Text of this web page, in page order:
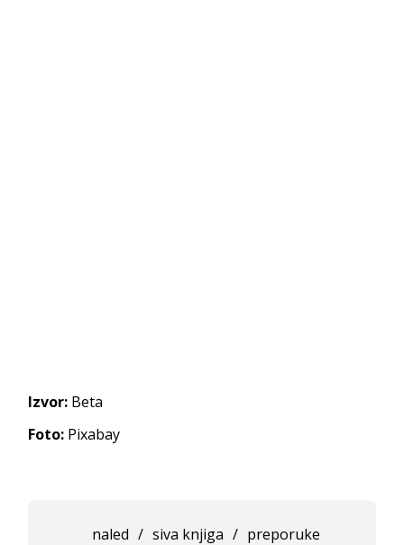
Izvor: Beta
Foto: Pixabay
naled / siva knjiga / preporuke